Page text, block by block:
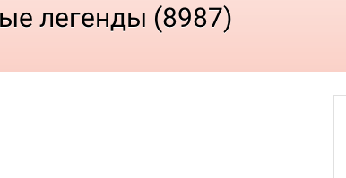
легенды (8987)